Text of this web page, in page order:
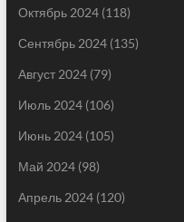
Октябрь 2024(118)
Сентябрь 2024(135)
Август 2024(79)
Июль 2024(106)
Июнь 2024(105)
Май 2024(98)
Апрель 2024(120)